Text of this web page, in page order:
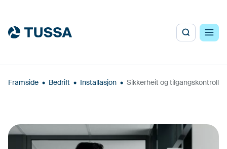
Framside • Bedrift • Installasjon • Sikkerheit og tilgangskontroll